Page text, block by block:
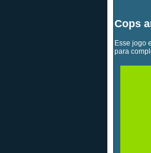
Cops
Esse jogo
para